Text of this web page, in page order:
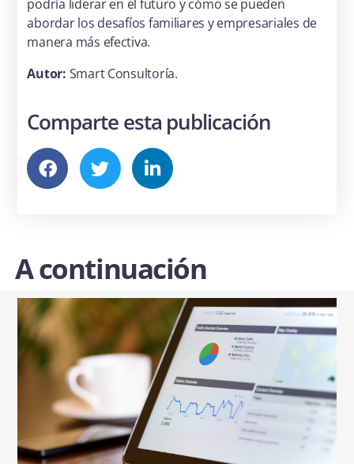
podría liderar en el futuro y cómo se pueden
abordar los desafíos familiares y empresariales de
manera más efectiva.
Autor: Smart Consultoría.
Comparte esta publicación
A continuación